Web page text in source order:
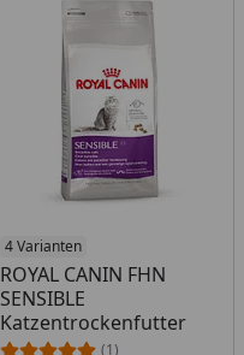
4 Varianten
ROYAL CANIN FHN
SENSIBLE
Katzentrockenfutter
(1)